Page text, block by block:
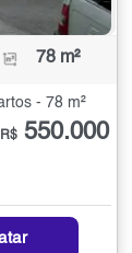
78 m²
- 78 m²
R$ 550.000